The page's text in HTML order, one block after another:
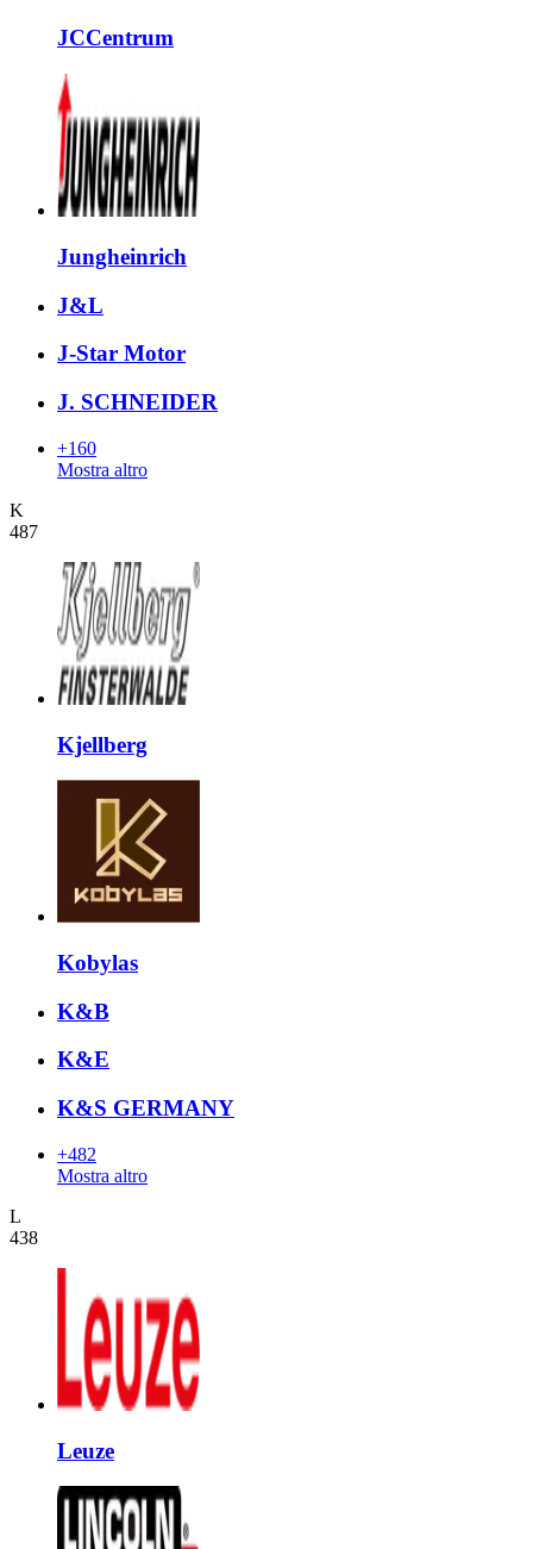
JCCentrum
Jungheinrich
J&L
J-Star Motor
J. SCHNEIDER
+160
Mostra altro
K
487
Kjellberg
Kobylas
K&B
K&E
K&S GERMANY
+482
Mostra altro
L
438
Leuze